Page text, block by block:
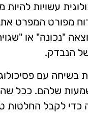
עשויות
מפורט המפרט את
"נכונה" או
הנבדק.
בשיחה עם
שלהם. ככל
לקבל החלטות